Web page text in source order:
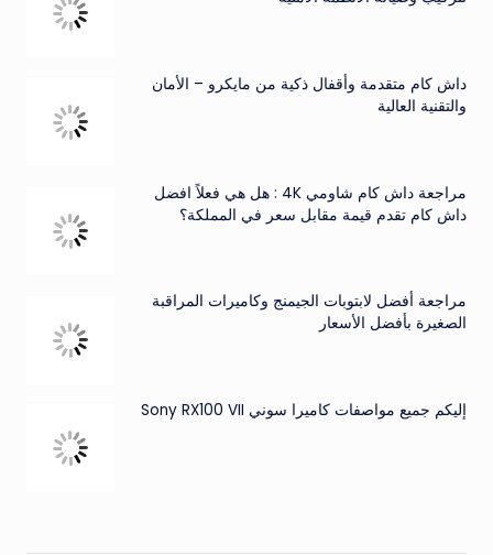
داش كام متقدمة وأقفال ذكية من مايكرو – الأمان
والتقنية العالية
مراجعة داش كام شاومي 4K : هل هي فعلاً افضل
داش كام تقدم قيمة مقابل سعر في المملكة؟
مراجعة أفضل لابتوبات الجيمنج وكاميرات المراقبة
الصغيرة بأفضل الأسعار
إليكم جميع مواصفات كاميرا سوني Sony RX100 VII